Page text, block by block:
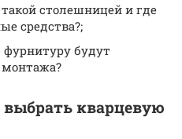
столешницей и где
средства?;
будут
кварцевую